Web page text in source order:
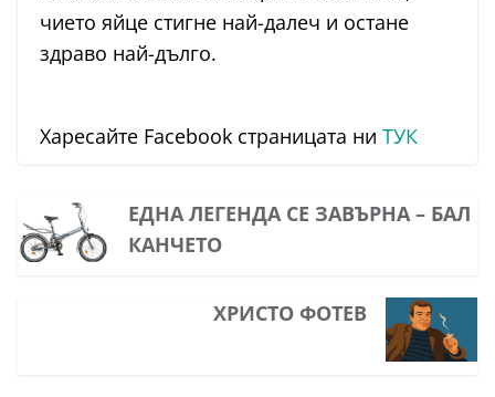
чието яйце стигне най-далеч и остане
здраво най-дълго.
Харесайте Facebook страницата ни ТУК
ЕДНА ЛЕГЕНДА СЕ ЗАВЪРНА – БАЛ
КАНЧЕТО
ХРИСТО ФОТЕВ